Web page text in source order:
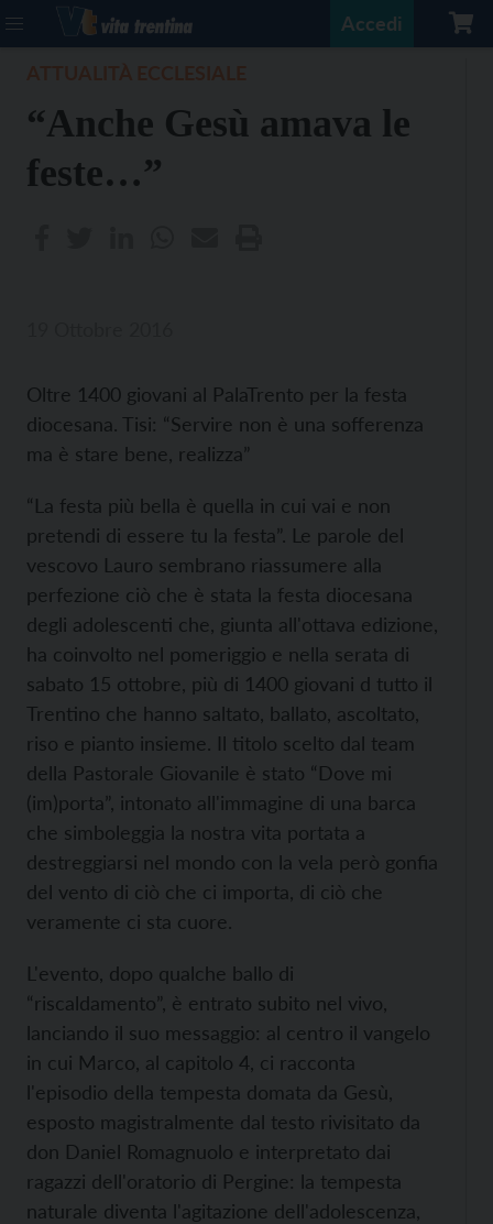
Accedi
“Anche Gesù amava le
feste…”
Oltre 1400 giovani al PalaTrento per la festa
diocesana. Tisi: “Servire non è una sofferenza
ma è stare bene, realizza”
“La festa più bella è quella in cui vai e non
pretendi di essere tu la festa”. Le parole del
vescovo Lauro sembrano riassumere alla
perfezione ciò che è stata la festa diocesana
degli adolescenti che, giunta all'ottava edizione,
ha coinvolto nel pomeriggio e nella serata di
sabato 15 ottobre, più di 1400 giovani d tutto il
Trentino che hanno saltato, ballato, ascoltato,
riso e pianto insieme. Il titolo scelto dal team
della Pastorale Giovanile è stato “Dove mi
(im)porta”, intonato all'immagine di una barca
che simboleggia la nostra vita portata a
destreggiarsi nel mondo con la vela però gonfia
del vento di ciò che ci importa, di ciò che
veramente ci sta cuore.
L'evento, dopo qualche ballo di
“riscaldamento”, è entrato subito nel vivo,
lanciando il suo messaggio: al centro il vangelo
in cui Marco, al capitolo 4, ci racconta
l'episodio della tempesta domata da Gesù,
esposto magistralmente dal testo rivisitato da
don Daniel Romagnuolo e interpretato dai
ragazzi dell'oratorio di Pergine: la tempesta
naturale diventa l'agitazione dell'adolescenza,